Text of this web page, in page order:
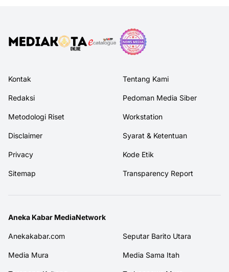
Kontak Tentang Kami
Redaksi Pedoman Media Siber
Metodologi Riset Workstation
Disclaimer Syarat & Ketentuan
Privacy Kode Etik
Sitemap Transparency Report
Aneka Kabar MediaNetwork
Anekakabar.com Seputar Barito Utara
Media Mura Media Sama Itah